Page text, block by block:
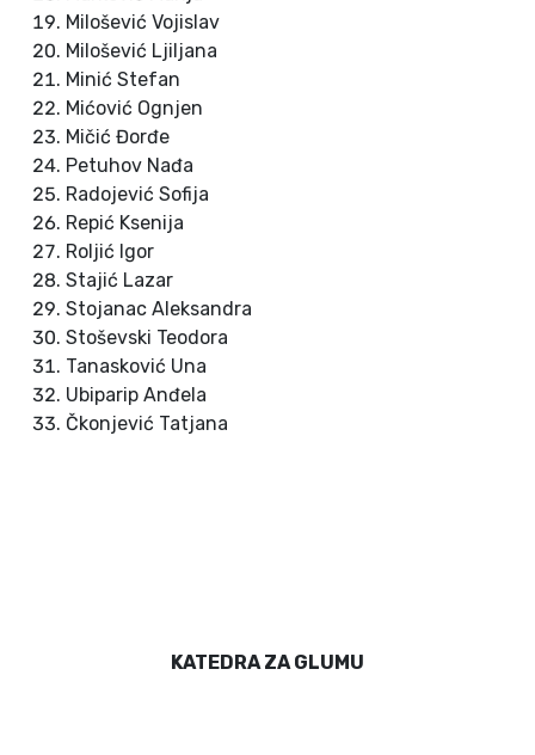
Milošević Vojislav
Milošević Ljiljana
Minić Stefan
Mićović Ognjen
Mičić Đorđe
Petuhov Nađa
Radojević Sofija
Repić Ksenija
Roljić Igor
Stajić Lazar
Stojanac Aleksandra
Stoševski Teodora
Tanasković Una
Ubiparip Anđela
Čkonjević Tatjana
KATEDRA ZA GLUMU